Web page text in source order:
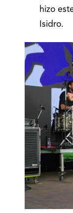
hizo
Isidro.